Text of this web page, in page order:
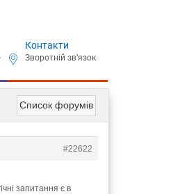
Контакти
Список форумів
#22622
запитання є в